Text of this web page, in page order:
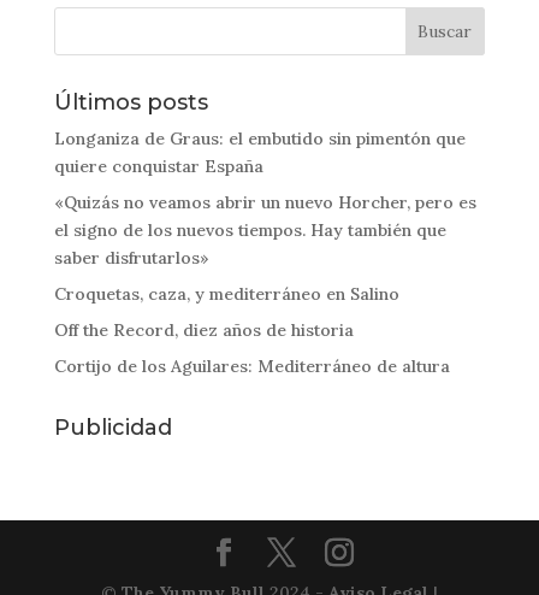
Últimos posts
Longaniza de Graus: el embutido sin pimentón que
quiere conquistar España
«Quizás no veamos abrir un nuevo Horcher, pero es
el signo de los nuevos tiempos. Hay también que
saber disfrutarlos»
Croquetas, caza, y mediterráneo en Salino
Off the Record, diez años de historia
Cortijo de los Aguilares: Mediterráneo de altura
Publicidad